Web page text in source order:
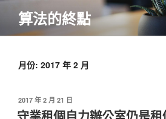
主
算法的終點
月份: 2017 年 2 月
發
佈
2017 年 2 月 21 日